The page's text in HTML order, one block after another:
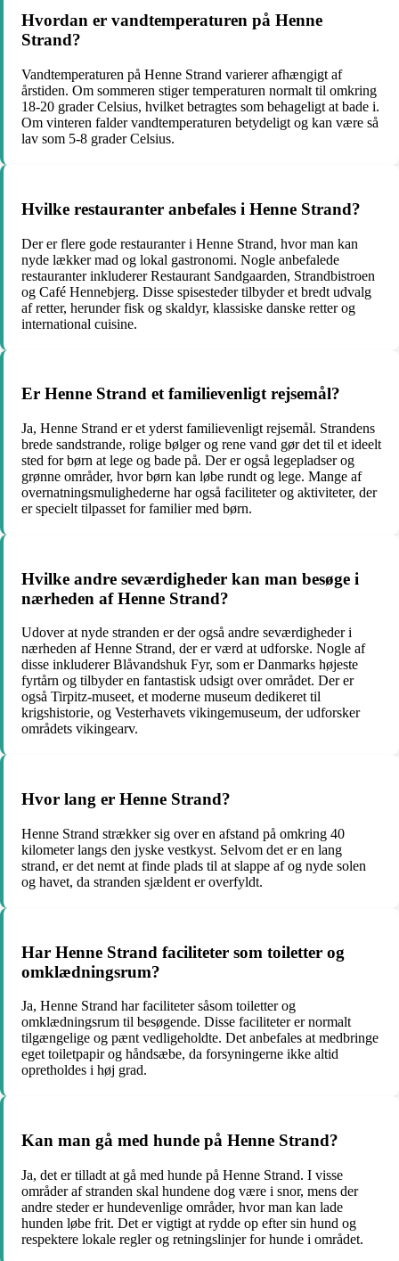
Hvordan er vandtemperaturen på Henne
Strand?
Vandtemperaturen på Henne Strand varierer afhængigt af
årstiden. Om sommeren stiger temperaturen normalt til omkring
18-20 grader Celsius, hvilket betragtes som behageligt at bade i.
Om vinteren falder vandtemperaturen betydeligt og kan være så
lav som 5-8 grader Celsius.
Hvilke restauranter anbefales i Henne Strand?
Der er flere gode restauranter i Henne Strand, hvor man kan
nyde lækker mad og lokal gastronomi. Nogle anbefalede
restauranter inkluderer Restaurant Sandgaarden, Strandbistroen
og Café Hennebjerg. Disse spisesteder tilbyder et bredt udvalg
af retter, herunder fisk og skaldyr, klassiske danske retter og
international cuisine.
Er Henne Strand et familievenligt rejsemål?
Ja, Henne Strand er et yderst familievenligt rejsemål. Strandens
brede sandstrande, rolige bølger og rene vand gør det til et ideelt
sted for børn at lege og bade på. Der er også legepladser og
grønne områder, hvor børn kan løbe rundt og lege. Mange af
overnatningsmulighederne har også faciliteter og aktiviteter, der
er specielt tilpasset for familier med børn.
Hvilke andre seværdigheder kan man besøge i
nærheden af Henne Strand?
Udover at nyde stranden er der også andre seværdigheder i
nærheden af Henne Strand, der er værd at udforske. Nogle af
disse inkluderer Blåvandshuk Fyr, som er Danmarks højeste
fyrtårn og tilbyder en fantastisk udsigt over området. Der er
også Tirpitz-museet, et moderne museum dedikeret til
krigshistorie, og Vesterhavets vikingemuseum, der udforsker
områdets vikingearv.
Hvor lang er Henne Strand?
Henne Strand strækker sig over en afstand på omkring 40
kilometer langs den jyske vestkyst. Selvom det er en lang
strand, er det nemt at finde plads til at slappe af og nyde solen
og havet, da stranden sjældent er overfyldt.
Har Henne Strand faciliteter som toiletter og
omklædningsrum?
Ja, Henne Strand har faciliteter såsom toiletter og
omklædningsrum til besøgende. Disse faciliteter er normalt
tilgængelige og pænt vedligeholdte. Det anbefales at medbringe
eget toiletpapir og håndsæbe, da forsyningerne ikke altid
opretholdes i høj grad.
Kan man gå med hunde på Henne Strand?
Ja, det er tilladt at gå med hunde på Henne Strand. I visse
områder af stranden skal hundene dog være i snor, mens der
andre steder er hundevenlige områder, hvor man kan lade
hunden løbe frit. Det er vigtigt at rydde op efter sin hund og
respektere lokale regler og retningslinjer for hunde i området.